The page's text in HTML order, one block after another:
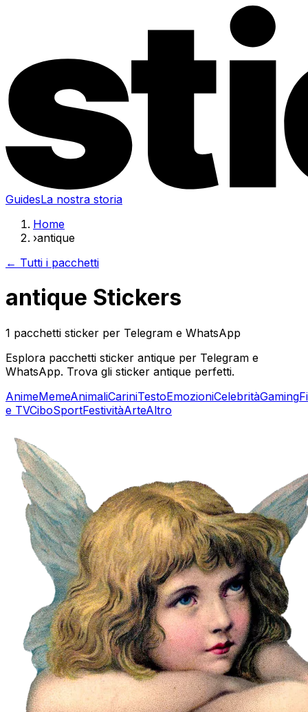
GuidesLa nostra storia
Home
›antique
← Tutti i pacchetti
antique Stickers
1 pacchetti sticker per Telegram e WhatsApp
Esplora pacchetti sticker antique per Telegram e
WhatsApp. Trova gli sticker antique perfetti.
AnimeMemeAnimaliCariniTestoEmozioniCelebritàGaming
e TVCiboSportFestivitàArteAltro